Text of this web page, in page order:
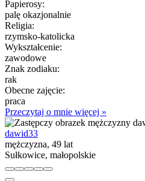
Papierosy:
palę okazjonalnie
Religia:
rzymsko-katolicka
Wykształcenie:
zawodowe
Znak zodiaku:
rak
Obecne zajęcie:
praca
Przeczytaj o mnie więcej »
dawid33
mężczyzna, 49 lat
Sułkowice, małopolskie